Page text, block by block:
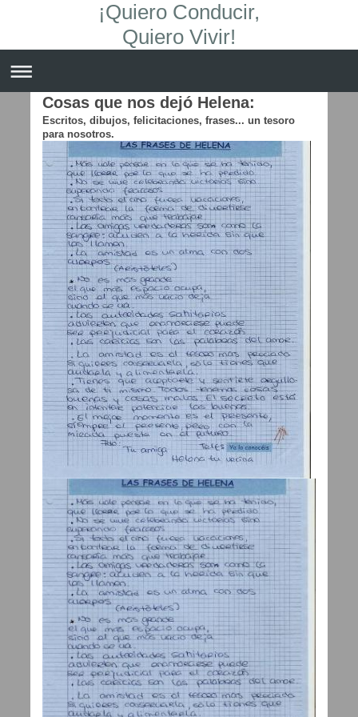
¡Quiero Conducir,
Quiero Vivir!
Cosas que nos dejó Helena:
Escritos, dibujos, felicitaciones, frases... un tesoro
para nosotros.